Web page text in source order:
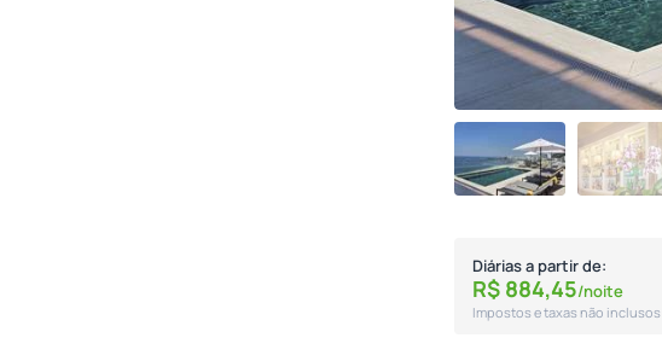
Diárias a partir de:
R$ 884,45/noite
Impostos e taxas não inclusos